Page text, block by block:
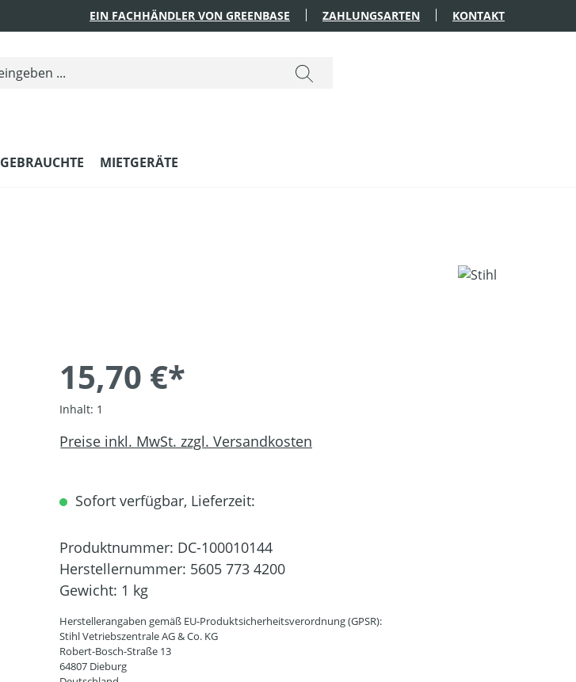
EIN FACHHÄNDLER VON GREENBASE ZAHLUNGSARTEN KONTAKT
GEBRAUCHTE MIETGERÄTE
15,70 €*
Inhalt: 1
Preise inkl. MwSt. zzgl. Versandkosten
Sofort verfügbar, Lieferzeit:
Produktnummer: DC-100010144
Herstellernummer: 5605 773 4200
Gewicht: 1 kg
Herstellerangaben gemäß EU-Produktsicherheitsverordnung (GPSR):
Stihl Vetriebszentrale AG & Co. KG
Robert-Bosch-Straße 13
64807 Dieburg